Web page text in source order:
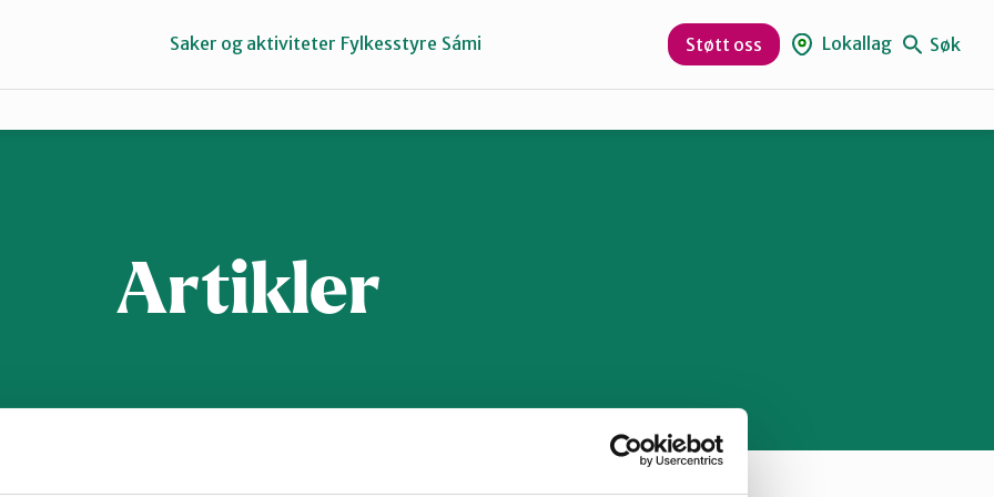
Tana og Varanger
Saker og aktiviteter Fylkesstyre Sámi Støtt oss Lokallag Søk
Artikler